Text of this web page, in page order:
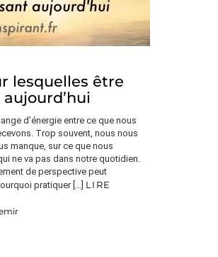
lesquelles être
d’énergie entre ce que nous
Trop souvent, nous nous
manque, sur ce que nous
ne va pas dans notre quotidien.
de perspective peut
pratiquer […] LIRE